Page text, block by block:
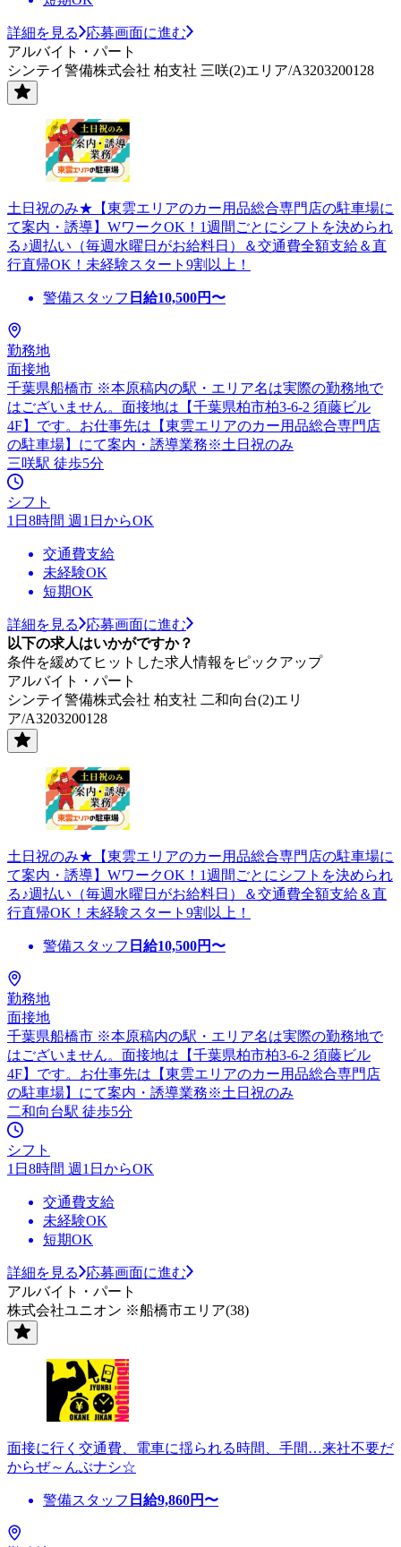
詳細を見る
応募画面に進む
アルバイト・パート
シンテイ警備株式会社 柏支社 三咲(2)エリア/A3203200128
土日祝のみ★【東雲エリアのカー用品総合専門店の駐車場に
て案内・誘導】WワークOK！1週間ごとにシフトを決められ
る♪週払い（毎週水曜日がお給料日）＆交通費全額支給＆直
行直帰OK！未経験スタート9割以上！
警備スタッフ 日給10,500円〜
勤務地
面接地
千葉県船橋市 ※本原稿内の駅・エリア名は実際の勤務地で
はございません。面接地は【千葉県柏市柏3-6-2 須藤ビル
4F】です。お仕事先は【東雲エリアのカー用品総合専門店
の駐車場】にて案内・誘導業務※土日祝のみ
三咲駅 徒歩5分
シフト
1日8時間 週1日からOK
交通費支給
未経験OK
短期OK
詳細を見る
応募画面に進む
以下の求人はいかがですか？
条件を緩めてヒットした求人情報をピックアップ
アルバイト・パート
シンテイ警備株式会社 柏支社 二和向台(2)エリ
ア/A3203200128
土日祝のみ★【東雲エリアのカー用品総合専門店の駐車場に
て案内・誘導】WワークOK！1週間ごとにシフトを決められ
る♪週払い（毎週水曜日がお給料日）＆交通費全額支給＆直
行直帰OK！未経験スタート9割以上！
警備スタッフ 日給10,500円〜
勤務地
面接地
千葉県船橋市 ※本原稿内の駅・エリア名は実際の勤務地で
はございません。面接地は【千葉県柏市柏3-6-2 須藤ビル
4F】です。お仕事先は【東雲エリアのカー用品総合専門店
の駐車場】にて案内・誘導業務※土日祝のみ
二和向台駅 徒歩5分
シフト
1日8時間 週1日からOK
交通費支給
未経験OK
短期OK
詳細を見る
応募画面に進む
アルバイト・パート
株式会社ユニオン ※船橋市エリア(38)
面接に行く交通費、電車に揺られる時間、手間…来社不要だ
からぜ～んぶナシ☆
警備スタッフ 日給9,860円〜